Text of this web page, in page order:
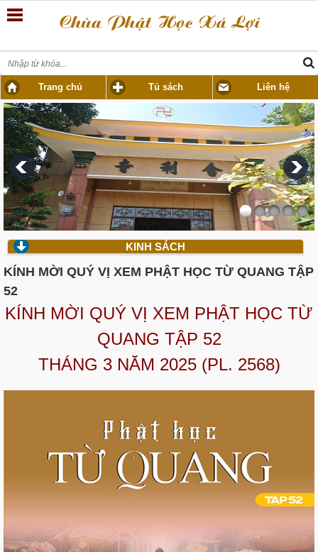
Trang chủ Tủ sách Liên hệ
KINH SÁCH
KÍNH MỜI QUÝ VỊ XEM PHẬT HỌC TỪ QUANG TẬP
52
KÍNH MỜI QUÝ VỊ XEM PHẬT HỌC TỪ
QUANG TẬP 52
THÁNG 3 NĂM 2025 (PL. 2568)